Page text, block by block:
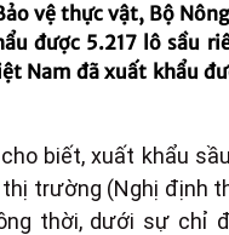
vệ thực vật, Bộ
được 5.217 lô sầu
Nam đã xuất khẩu
biết, xuất khẩu
trường (Nghị định
thời, dưới sự chỉ